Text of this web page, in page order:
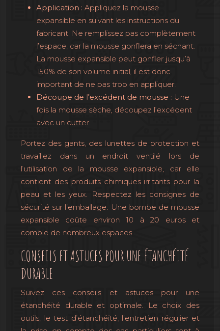
Application : Appliquez la mousse
expansible en suivant les instructions du
fabricant. Ne remplissez pas complètement
l’espace, car la mousse gonflera en séchant.
La mousse expansible peut gonfler jusqu’à
150% de son volume initial, il est donc
important de ne pas trop en appliquer.
Découpe de l’excédent de mousse : Une
fois la mousse sèche, découpez l’excédent
avec un cutter.
Portez des gants, des lunettes de protection et
travaillez dans un endroit ventilé lors de
l’utilisation de la mousse expansible, car elle
contient des produits chimiques irritants pour la
peau et les yeux. Respectez les consignes de
sécurité sur l’emballage. Une bombe de mousse
expansible coûte environ 10 à 20 euros et
comble de nombreux espaces.
CONSEILS ET ASTUCES POUR UNE ÉTANCHÉITÉ
DURABLE
Suivez ces conseils et astuces pour une
étanchéité durable et optimale. Le choix des
outils, le test d’étanchéité, l’entretien régulier et